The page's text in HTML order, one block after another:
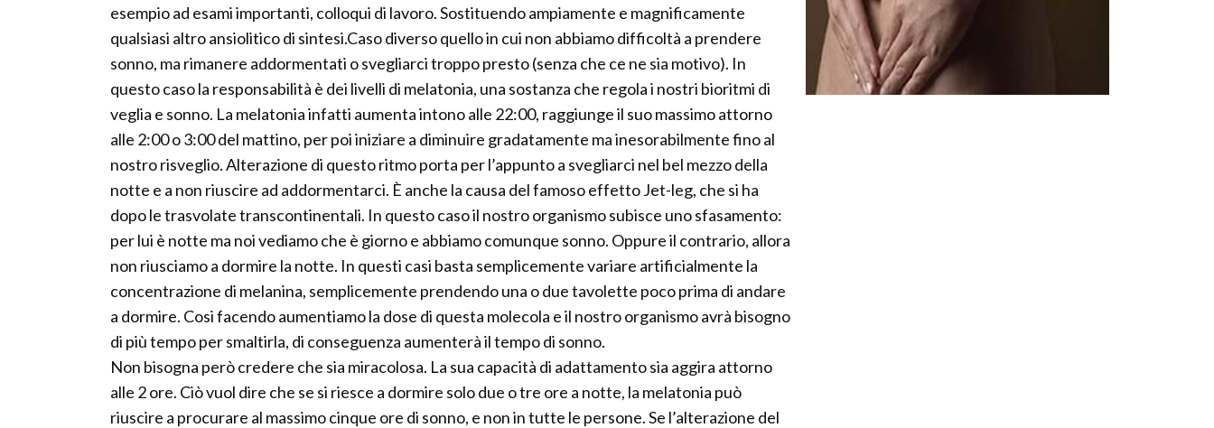
esempio ad esami importanti, colloqui di lavoro. Sostituendo ampiamente e magnificamente
qualsiasi altro ansiolitico di sintesi.Caso diverso quello in cui non abbiamo difficoltà a prendere
sonno, ma rimanere addormentati o svegliarci troppo presto (senza che ce ne sia motivo). In
questo caso la responsabilità è dei livelli di melatonia, una sostanza che regola i nostri bioritmi di
veglia e sonno. La melatonia infatti aumenta intono alle 22:00, raggiunge il suo massimo attorno
alle 2:00 o 3:00 del mattino, per poi iniziare a diminuire gradatamente ma inesorabilmente fino al
nostro risveglio. Alterazione di questo ritmo porta per l’appunto a svegliarci nel bel mezzo della
notte e a non riuscire ad addormentarci. È anche la causa del famoso effetto Jet-leg, che si ha
dopo le trasvolate transcontinentali. In questo caso il nostro organismo subisce uno sfasamento:
per lui è notte ma noi vediamo che è giorno e abbiamo comunque sonno. Oppure il contrario, allora
non riusciamo a dormire la notte. In questi casi basta semplicemente variare artificialmente la
concentrazione di melanina, semplicemente prendendo una o due tavolette poco prima di andare
a dormire. Cosi facendo aumentiamo la dose di questa molecola e il nostro organismo avrà bisogno
di più tempo per smaltirla, di conseguenza aumenterà il tempo di sonno.
Non bisogna però credere che sia miracolosa. La sua capacità di adattamento sia aggira attorno
alle 2 ore. Ciò vuol dire che se si riesce a dormire solo due o tre ore a notte, la melatonia può
riuscire a procurare al massimo cinque ore di sonno, e non in tutte le persone. Se l’alterazione del